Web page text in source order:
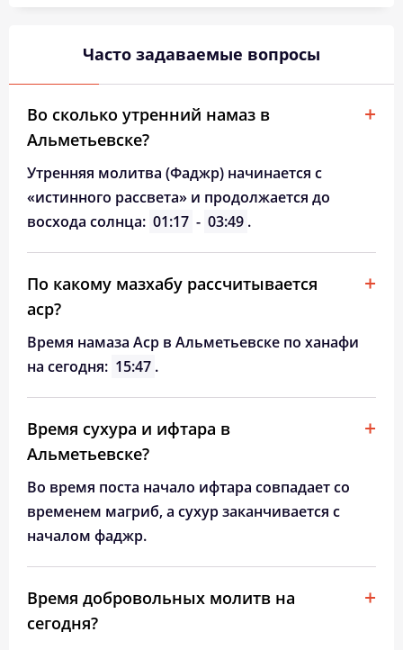
Часто задаваемые вопросы
Во сколько утренний намаз в
Альметьевске?
Утренняя молитва (Фаджр) начинается с
«истинного рассвета» и продолжается до
восхода солнца: 01:17 - 03:49 .
По какому мазхабу рассчитывается
аср?
Время намаза Аср в Альметьевске по ханафи
на сегодня: 15:47 .
Время сухура и ифтара в
Альметьевске?
Во время поста начало ифтара совпадает со
временем магриб, а сухур заканчивается с
началом фаджр.
Время добровольных молитв на
сегодня?